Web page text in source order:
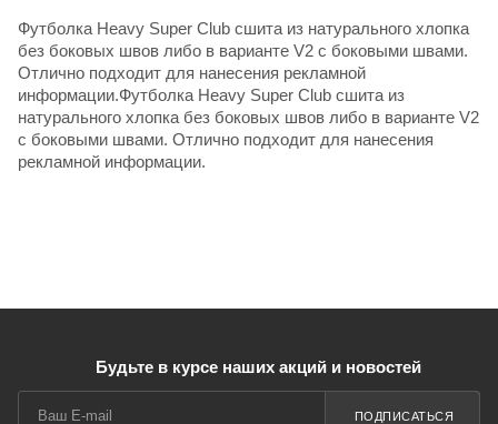
Футболка Heavy Super Club сшита из натурального хлопка
без боковых швов либо в варианте V2 с боковыми швами.
Отлично подходит для нанесения рекламной
информации.Футболка Heavy Super Club сшита из
натурального хлопка без боковых швов либо в варианте V2
с боковыми швами. Отлично подходит для нанесения
рекламной информации.
Будьте в курсе наших акций и новостей
ПОДПИСАТЬСЯ